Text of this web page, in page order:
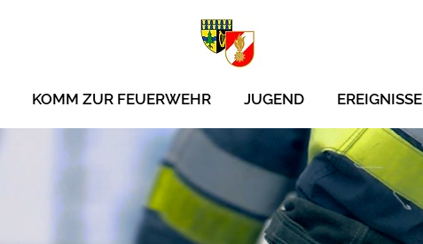
KOMM ZUR FEUERWEHR JUGEND EREIGNISSE